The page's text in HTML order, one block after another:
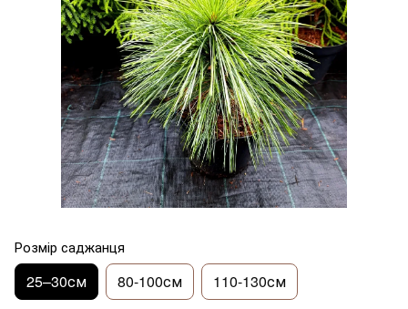
Розмір саджанця
25–30см 80-100см 110-130см